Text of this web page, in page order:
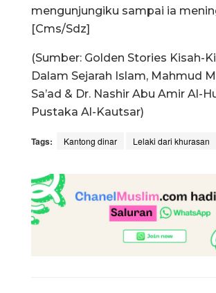
mengunjungiku sampai ia
[Cms/Sdz]
(Sumber: Golden Stories Kisah-
Dalam Sejarah Islam, Mahmud
Sa’ad & Dr. Nashir Abu Amir Al-
Pustaka Al-Kautsar)
Tags: Kantong dinar Lelaki dari khurasan